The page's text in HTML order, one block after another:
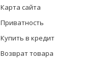
Карта сайта
Приватность
Купить в кредит
Возврат товара